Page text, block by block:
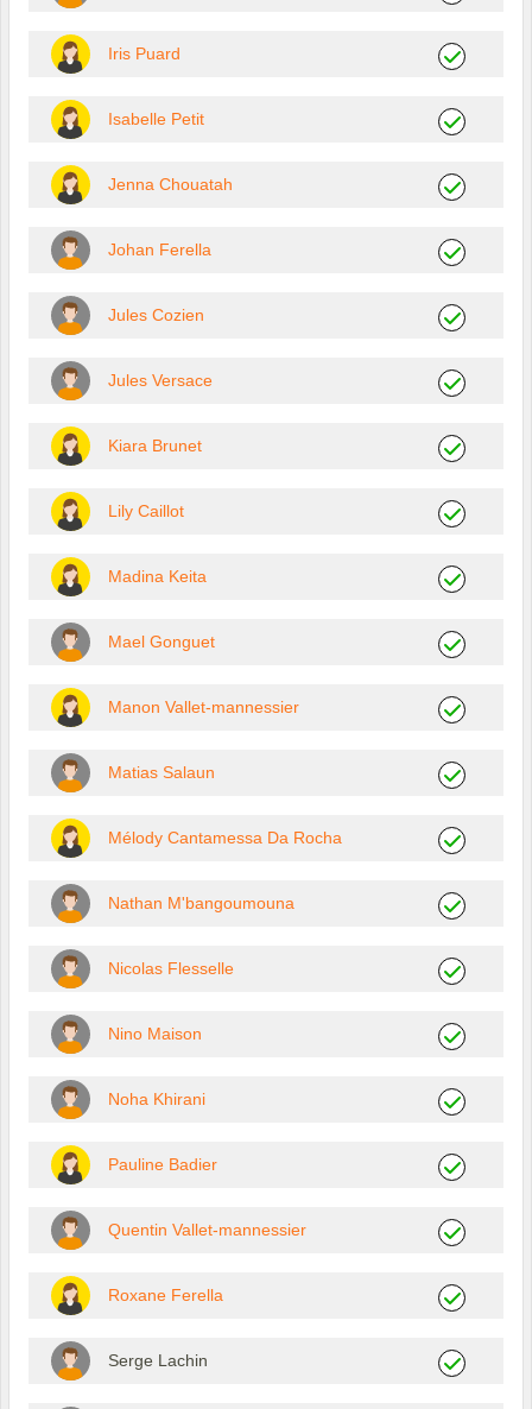
Iris Puard
Isabelle Petit
Jenna Chouatah
Johan Ferella
Jules Cozien
Jules Versace
Kiara Brunet
Lily Caillot
Madina Keita
Mael Gonguet
Manon Vallet-mannessier
Matias Salaun
Mélody Cantamessa Da Rocha
Nathan M'bangoumouna
Nicolas Flesselle
Nino Maison
Noha Khirani
Pauline Badier
Quentin Vallet-mannessier
Roxane Ferella
Serge Lachin